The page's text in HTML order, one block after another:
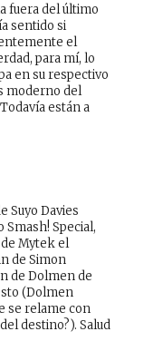
fuera del último
sentido si
el
para mí, lo
en su respectivo
moderno del
están a
Suyo Davies
Special,
Mytek el
de Simon
de Dolmen de
(Dolmen
se relame con
destino?). Salud